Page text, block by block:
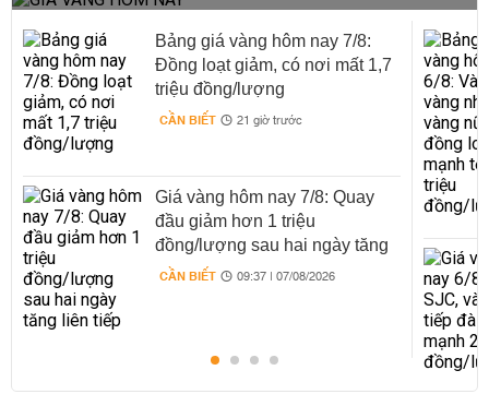
Bảng giá vàng hôm nay 7/8:
Đồng loạt giảm, có nơi mất 1,7
triệu đồng/lượng
CẦN BIẾT 21 giờ trước
Giá vàng hôm nay 7/8: Quay
đầu giảm hơn 1 triệu
đồng/lượng sau hai ngày tăng
liên tiếp
CẦN BIẾT 09:37 | 07/08/2026